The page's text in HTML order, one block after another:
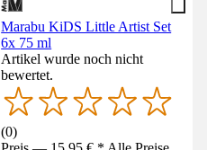
Marabu KiDS Little Artist Set
6x 75 ml
Artikel wurde noch nicht
bewertet.
(0)